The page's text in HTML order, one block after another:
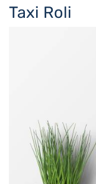
Taxi Roli